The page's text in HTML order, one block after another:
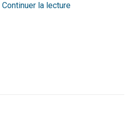
Continuer la lecture